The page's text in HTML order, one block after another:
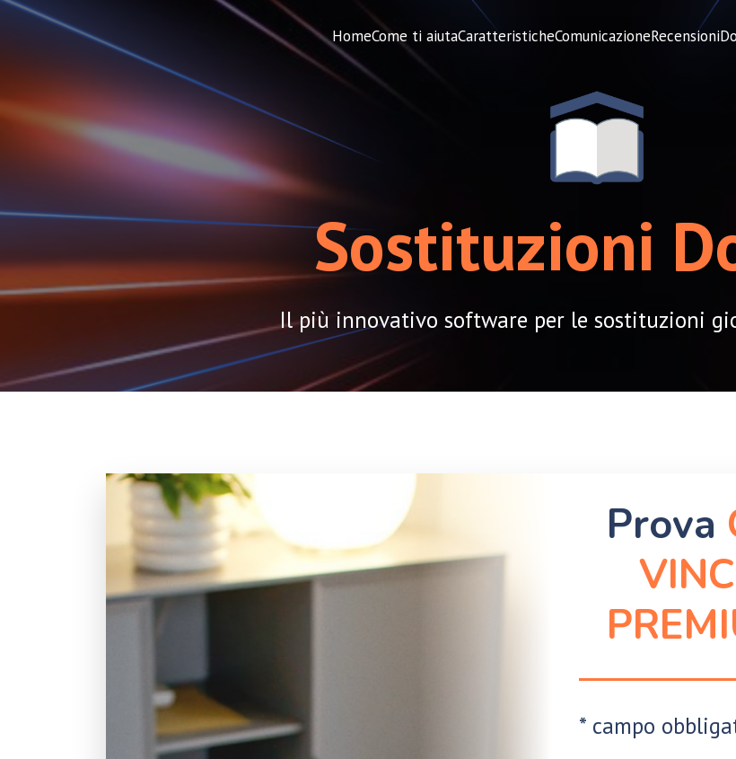
HomeCome ti aiutaCaratteristicheComunicazioneRecensioni
Sostituzioni
Il più innovativo software per le sostituzioni
Prova
* campo